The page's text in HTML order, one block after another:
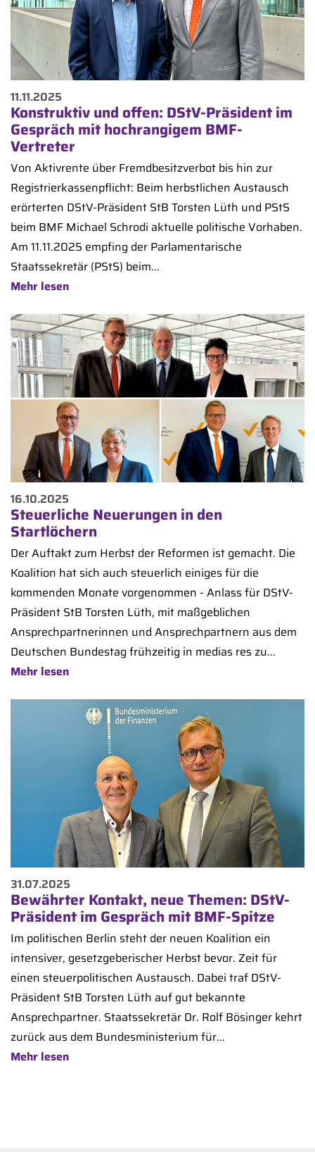
11.11.2025
Konstruktiv und offen: DStV-Präsident im
Gespräch mit hochrangigem BMF-
Vertreter
Von Aktivrente über Fremdbesitzverbot bis hin zur
Registrierkassenpflicht: Beim herbstlichen Austausch
erörterten DStV-Präsident StB Torsten Lüth und PStS
beim BMF Michael Schrodi aktuelle politische Vorhaben.
Am 11.11.2025 empfing der Parlamentarische
Staatssekretär (PStS) beim...
Mehr lesen
16.10.2025
Steuerliche Neuerungen in den
Startlöchern
Der Auftakt zum Herbst der Reformen ist gemacht. Die
Koalition hat sich auch steuerlich einiges für die
kommenden Monate vorgenommen - Anlass für DStV-
Präsident StB Torsten Lüth, mit maßgeblichen
Ansprechpartnerinnen und Ansprechpartnern aus dem
Deutschen Bundestag frühzeitig in medias res zu...
Mehr lesen
31.07.2025
Bewährter Kontakt, neue Themen: DStV-
Präsident im Gespräch mit BMF-Spitze
Im politischen Berlin steht der neuen Koalition ein
intensiver, gesetzgeberischer Herbst bevor. Zeit für
einen steuerpolitischen Austausch. Dabei traf DStV-
Präsident StB Torsten Lüth auf gut bekannte
Ansprechpartner. Staatssekretär Dr. Rolf Bösinger kehrt
zurück aus dem Bundesministerium für...
Mehr lesen